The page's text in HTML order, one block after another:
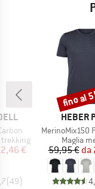
ridotto
€
(49)
HEBER
Articolo
MerinoMix150
Gruppo
Maglia
59,95 € da
Sconto
fino al